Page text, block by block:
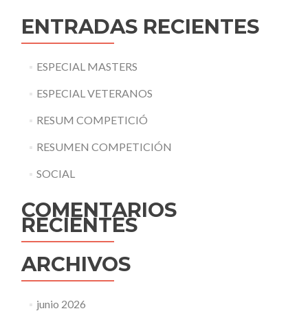
ENTRADAS RECIENTES
ESPECIAL MASTERS
ESPECIAL VETERANOS
RESUM COMPETICIÓ
RESUMEN COMPETICIÓN
SOCIAL
COMENTARIOS
RECIENTES
ARCHIVOS
junio 2026